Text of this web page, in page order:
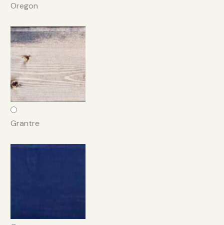
Oregon
Grantre